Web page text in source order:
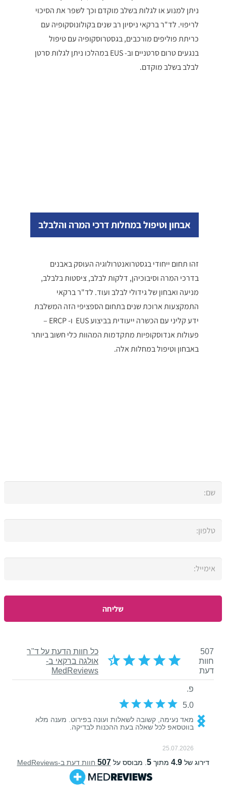
ניתן למנוע או לגלות בשלב מוקדם וכך לשפר את הסיכוי
לריפוי. לד"ר ברקאי ניסיון רב שנים בקולונוסקופיה עם
כריתת פוליפים מורכבים, בגסטרוסקופיה עם טיפול
בנגעים טרום סרטניים וב- EUS במהלכו ניתן לגלות סרטן
לבלב בשלב מוקדם.
אבחון וטיפול במחלות דרכי המרה והלבלב
זהו תחום ייחודי בגסטרואנטרולוגיה העוסק באבנים
בדרכי המרה וסיבוכיהן, דלקות לבלב, ציסטות בלבלב,
מניעה ואבחון של גידולי לבלב ועוד. לד"ר ברקאי
התמקצעות ארוכת שנים בתחום הספציפי הזה המשלבת
ידע קליני עם הכשרה ייעודית בביצוע EUS ו- ERCP –
פעולות אנדוסקופיות מתקדמות המהוות כלי חשוב ביותר
באבחון וטיפול במחלות אלה.
Please leave this field empty.